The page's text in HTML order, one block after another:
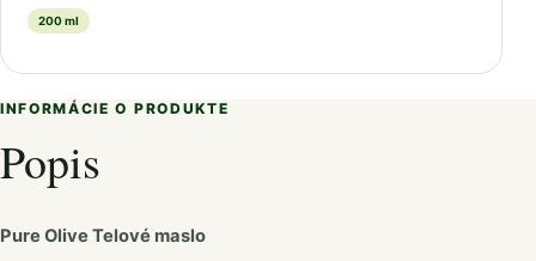
200 ml
INFORMÁCIE O PRODUKTE
Popis
Pure Olive Telové maslo